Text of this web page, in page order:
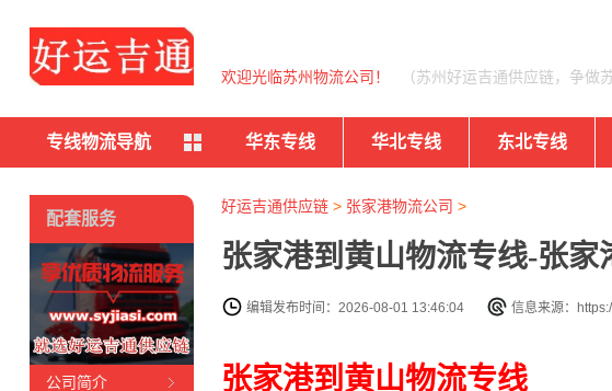
欢迎光临苏州物流公司！ （苏州好运吉通供应链，争做
专线物流导航 华东专线 华北专线 东北专线
好运吉通供应链> 张家港物流公司 >
张家港到黄山物流专线-张家
编辑发布时间：2026-08-01 13:46:04 信息来源：
张家港到黄山物流专线
配套服务
公司简介